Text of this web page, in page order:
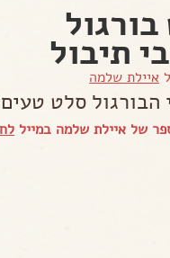
תיבול
איילת שלמה
הבורגול סלט
של איילת שלמה במייל